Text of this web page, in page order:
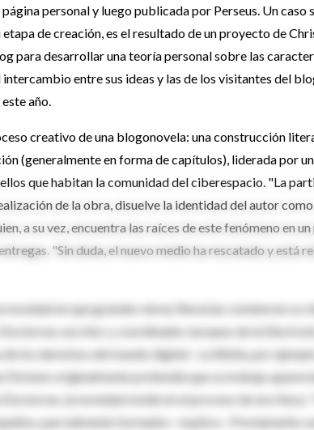
personal y luego publicada por Perseus. Un caso
etapa de creación, es el resultado de un proyecto de
para desarrollar una teoría personal sobre las
entre sus ideas y las de los visitantes del
año.
creativo de una blogonovela: una construcción
(generalmente en forma de capítulos), liderada por
que habitan la comunidad del ciberespacio. "La
de la obra, disuelve la identidad del autor
a su vez, encuentra las raíces de este fenómeno en
"Sin duda, el nuevo medio ha rescatado y está
novedad en que grandes obras literarias comiencen su
escritor y coordinador europeo de la
los derechos del mundo digital–. La Biblia, por
Dickens originalmente pretendía que su trabajo
la novedad reside en el proceso de escritura:
parcialmente formados –explica–. Previamente,